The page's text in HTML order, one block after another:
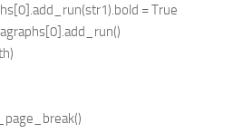
= True